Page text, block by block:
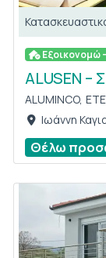
Εξοικονομώ
ALUSEN
ALUMINCO,
Ιωάννη
Θέλω